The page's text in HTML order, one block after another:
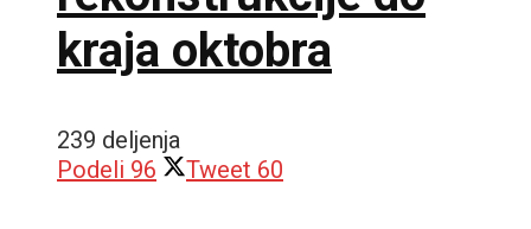
kraja oktobra
239 deljenja
Podeli 96 Tweet 60